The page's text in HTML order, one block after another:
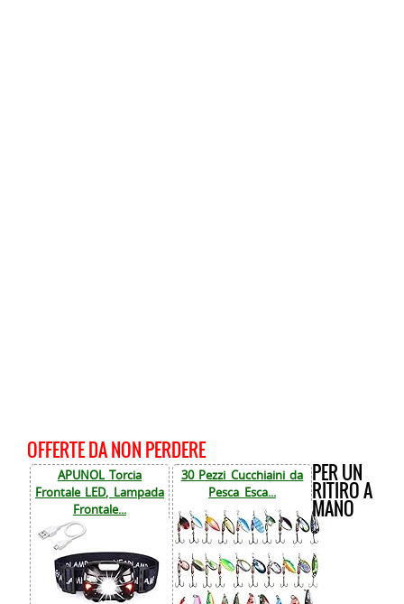
OFFERTE DA NON PERDERE
APUNOL Torcia
Frontale LED, Lampada
Frontale...
30 Pezzi Cucchiaini da
Pesca Esca...
PER UN
RITIRO A
MANO